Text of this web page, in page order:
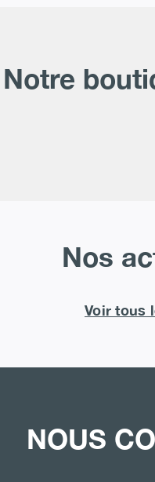
Notre
Nos
Voir tous
NOUS